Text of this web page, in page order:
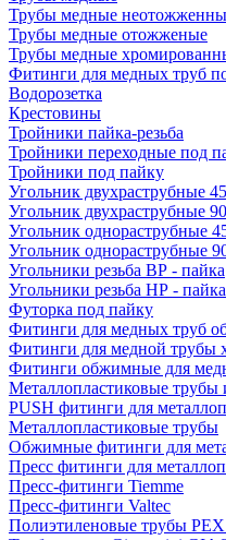
Трубы медные
Трубы медные отожженые
Трубы медные
Фитинги для медных труб
Водорозетка
Крестовины
Тройники пайка-резьба
Тройники переходные под
Тройники под пайку
Угольник двухраструбные
Угольник двухраструбные
Угольник однораструбные
Угольник однораструбные
Угольники резьба ВР - пайка
Угольники резьба НР - пайка
Футорка под пайку
Фитинги для медных труб
Фитинги для медной трубы
Фитинги обжимные для
Металлопластиковые
PUSH фитинги для
Металлопластиковые трубы
Обжимные фитинги для
Пресс фитинги для
Пресс-фитинги Tiemme
Пресс-фитинги Valtec
Полиэтиленовые трубы